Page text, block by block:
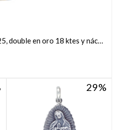
double en oro 18 ktes y nácar,
29